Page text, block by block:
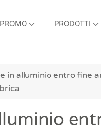
PROMO PRODOTTI
in alluminio entro fine